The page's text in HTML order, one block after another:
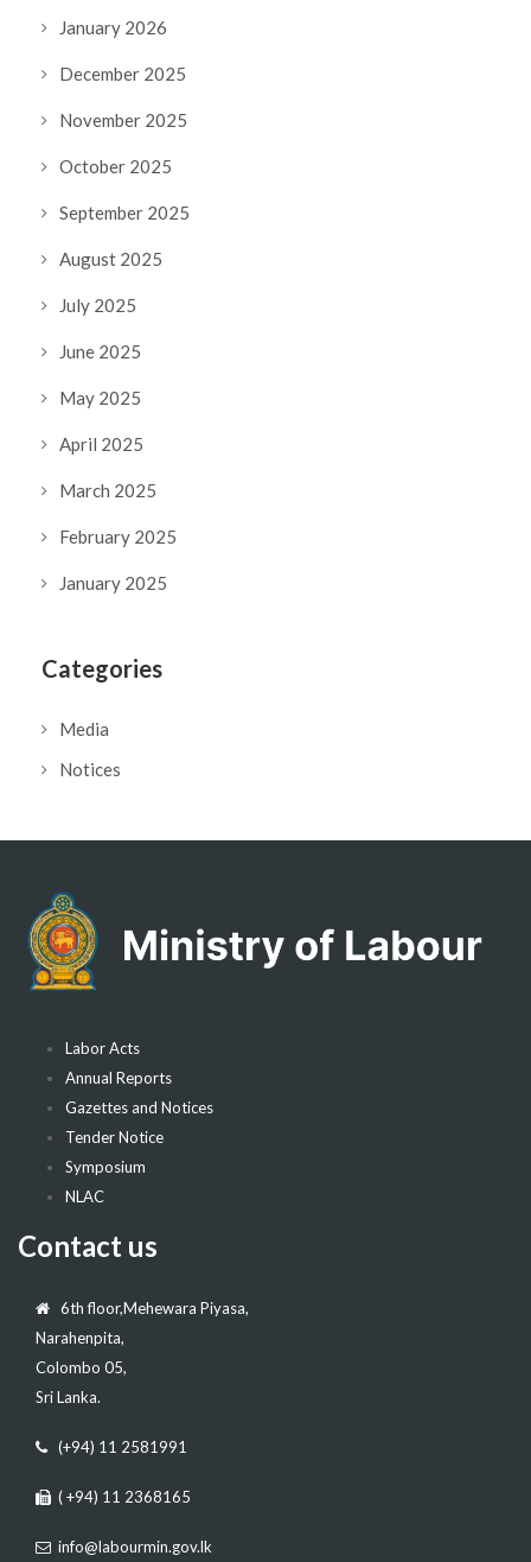
January 2026
December 2025
November 2025
October 2025
September 2025
August 2025
July 2025
June 2025
May 2025
April 2025
March 2025
February 2025
January 2025
Categories
Media
Notices
Labor Acts
Annual Reports
Gazettes and Notices
Tender Notice
Symposium
NLAC
Contact us
6th floor,Mehewara Piyasa,
Narahenpita,
Colombo 05,
Sri Lanka.
(+94) 11 2581991
( +94) 11 2368165
info@labourmin.gov.lk